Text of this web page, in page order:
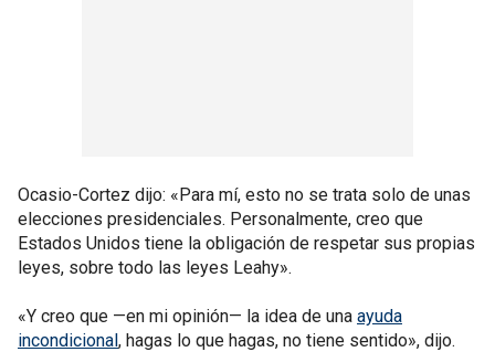
Ocasio-Cortez dijo: «Para mí, esto no se trata solo de unas
elecciones presidenciales. Personalmente, creo que
Estados Unidos tiene la obligación de respetar sus propias
leyes, sobre todo las leyes Leahy».
«Y creo que —en mi opinión— la idea de una ayuda
incondicional, hagas lo que hagas, no tiene sentido», dijo.